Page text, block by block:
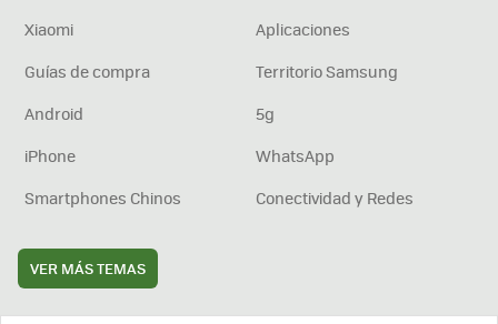
Xiaomi
Aplicaciones
Guías de compra
Territorio Samsung
Android
5g
iPhone
WhatsApp
Smartphones Chinos
Conectividad y Redes
VER MÁS TEMAS